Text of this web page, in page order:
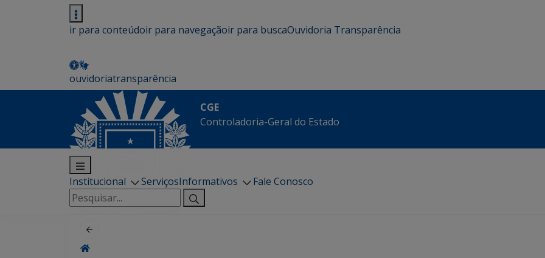
ir para conteúdoir para navegaçãoir para buscaOuvidoria Transparência
ouvidoriatransparência
CGE
Controladoria-Geral do Estado
Institucional ServiçosInformativos
Fale Conosco
Pesquisar
por: